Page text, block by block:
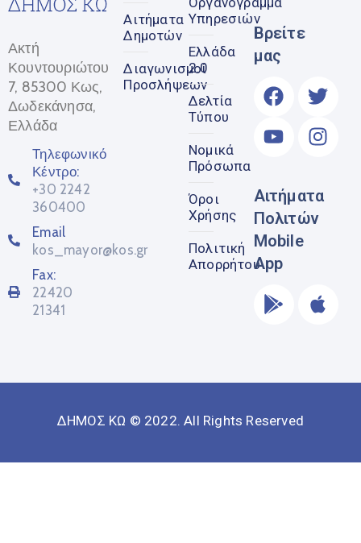
Ακτή
Κουντουριώτου
7, 85300 Κως,
Δωδεκάνησα,
Ελλάδα
Τηλεφωνικό
Κέντρο:
+30 2242
360400
Email
kos_mayor@kos.gr
Fax:
22420
21341
Αιτήματα
Δημοτών
Διαγωνισμοί
Προσλήψεων
Υπηρεσιών
Ελλάδα
2.0
Δελτία
Τύπου
Νομικά
Πρόσωπα
Όροι
Χρήσης
Πολιτική
Απορρήτου
Βρείτε
μας
Αιτήματα
Πολιτών
Mobile
App
ΔΗΜΟΣ ΚΩ © 2022. All Rights Reserved